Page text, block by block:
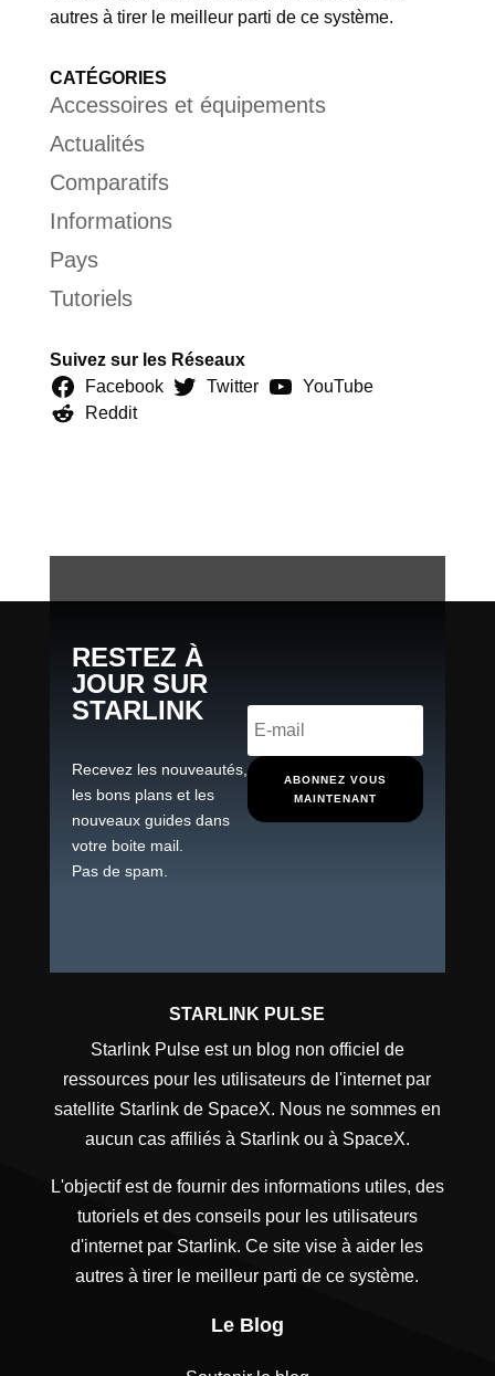
autres à tirer le meilleur parti de ce système.
CATÉGORIES
Accessoires et équipements
Actualités
Comparatifs
Informations
Pays
Tutoriels
Suivez sur les Réseaux
Facebook
Twitter
YouTube
Reddit
RESTEZ À
JOUR SUR
STARLINK
Recevez les nouveautés,
les bons plans et les
nouveaux guides dans
votre boite mail.
Pas de spam.
ABONNEZ VOUS
MAINTENANT
STARLINK PULSE
Starlink Pulse est un blog non officiel de
ressources pour les utilisateurs de l'internet par
satellite Starlink de SpaceX. Nous ne sommes en
aucun cas affiliés à Starlink ou à SpaceX.
L'objectif est de fournir des informations utiles, des
tutoriels et des conseils pour les utilisateurs
d'internet par Starlink. Ce site vise à aider les
autres à tirer le meilleur parti de ce système.
Le Blog